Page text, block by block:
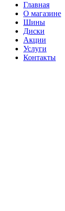
Главная
О магазине
Шины
Диски
Акции
Услуги
Контакты